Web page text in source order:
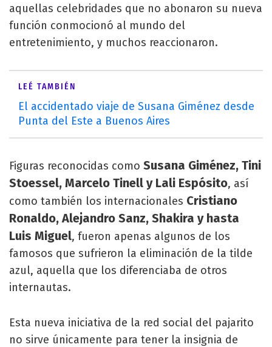
aquellas celebridades que no abonaron su nueva
función conmocionó al mundo del
entretenimiento, y muchos reaccionaron.
LEÉ TAMBIÉN
El accidentado viaje de Susana Giménez desde
Punta del Este a Buenos Aires
Figuras reconocidas como Susana Giménez, Tini
Stoessel, Marcelo Tinell y Lali Espósito, así
como también los internacionales Cristiano
Ronaldo, Alejandro Sanz, Shakira y hasta
Luis Miguel, fueron apenas algunos de los
famosos que sufrieron la eliminación de la tilde
azul, aquella que los diferenciaba de otros
internautas.
Esta nueva iniciativa de la red social del pajarito
no sirve únicamente para tener la insignia de